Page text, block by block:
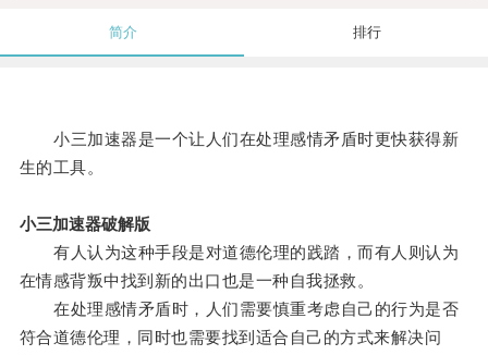
简介 排行
小三加速器是一个让人们在处理感情矛盾时更快获得新
生的工具。
小三加速器破解版
有人认为这种手段是对道德伦理的践踏，而有人则认为
在情感背叛中找到新的出口也是一种自我拯救。
在处理感情矛盾时，人们需要慎重考虑自己的行为是否
符合道德伦理，同时也需要找到适合自己的方式来解决问